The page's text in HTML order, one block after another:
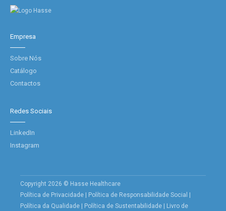
Empresa
Sobre Nós
Catálogo
Contactos
Redes Sociais
LinkedIn
Instagram
Copyright 2026 © Hasse Healthcare
Política de Privacidade
Política de Responsabilidade Social
Política da Qualidade
Política de Sustentabilidade Livro de